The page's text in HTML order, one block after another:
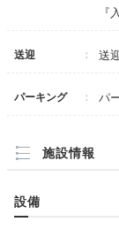
スタイリッシュ
デザインもおし
『
送迎 送
パーキング パ
施設情報
設備